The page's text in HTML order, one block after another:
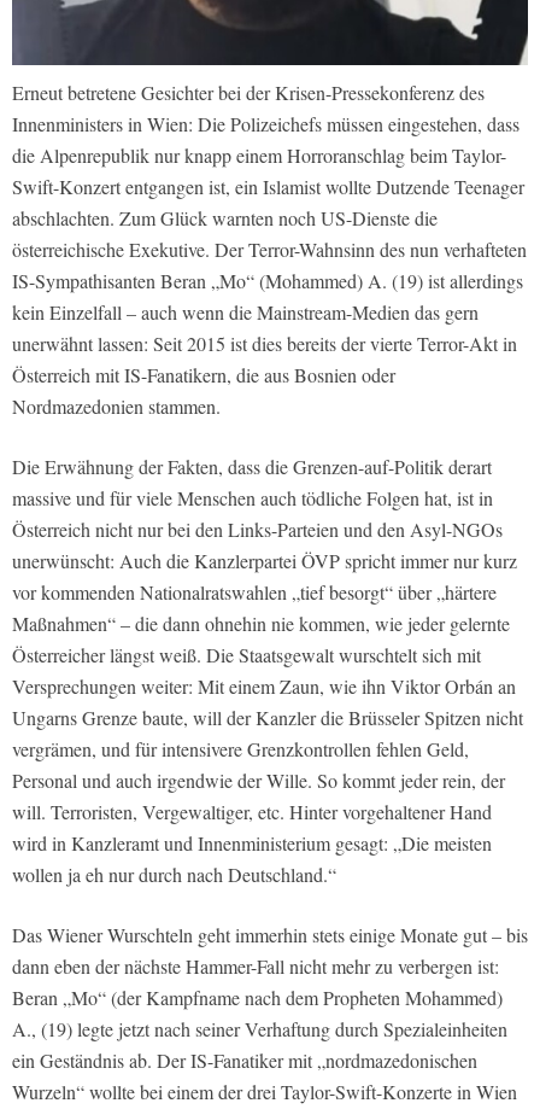
Erneut betretene Gesichter bei der Krisen-Pressekonferenz des
Innenministers in Wien: Die Polizeichefs müssen eingestehen, dass
die Alpenrepublik nur knapp einem Horroranschlag beim Taylor-
Swift-Konzert entgangen ist, ein Islamist wollte Dutzende Teenager
abschlachten. Zum Glück warnten noch US-Dienste die
österreichische Exekutive. Der Terror-Wahnsinn des nun verhafteten
IS-Sympathisanten Beran „Mo“ (Mohammed) A. (19) ist allerdings
kein Einzelfall – auch wenn die Mainstream-Medien das gern
unerwähnt lassen: Seit 2015 ist dies bereits der vierte Terror-Akt in
Österreich mit IS-Fanatikern, die aus Bosnien oder
Nordmazedonien stammen.
Die Erwähnung der Fakten, dass die Grenzen-auf-Politik derart
massive und für viele Menschen auch tödliche Folgen hat, ist in
Österreich nicht nur bei den Links-Parteien und den Asyl-NGOs
unerwünscht: Auch die Kanzlerpartei ÖVP spricht immer nur kurz
vor kommenden Nationalratswahlen „tief besorgt“ über „härtere
Maßnahmen“ – die dann ohnehin nie kommen, wie jeder gelernte
Österreicher längst weiß. Die Staatsgewalt wurschtelt sich mit
Versprechungen weiter: Mit einem Zaun, wie ihn Viktor Orbán an
Ungarns Grenze baute, will der Kanzler die Brüsseler Spitzen nicht
vergrämen, und für intensivere Grenzkontrollen fehlen Geld,
Personal und auch irgendwie der Wille. So kommt jeder rein, der
will. Terroristen, Vergewaltiger, etc. Hinter vorgehaltener Hand
wird in Kanzleramt und Innenministerium gesagt: „Die meisten
wollen ja eh nur durch nach Deutschland.“
Das Wiener Wurschteln geht immerhin stets einige Monate gut – bis
dann eben der nächste Hammer-Fall nicht mehr zu verbergen ist:
Beran „Mo“ (der Kampfname nach dem Propheten Mohammed)
A., (19) legte jetzt nach seiner Verhaftung durch Spezialeinheiten
ein Geständnis ab. Der IS-Fanatiker mit „nordmazedonischen
Wurzeln“ wollte bei einem der drei Taylor-Swift-Konzerte in Wien